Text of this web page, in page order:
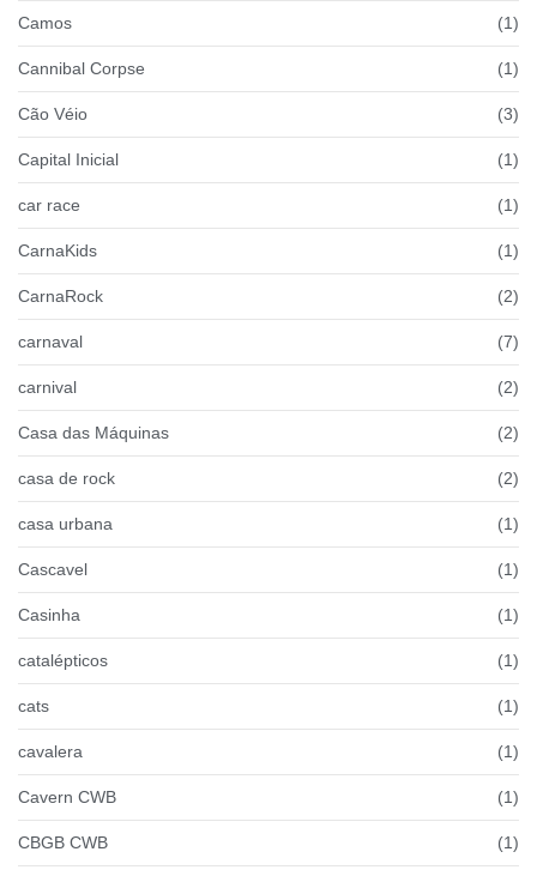
Camos (1)
Cannibal Corpse (1)
Cão Véio (3)
Capital Inicial (1)
car race (1)
CarnaKids (1)
CarnaRock (2)
carnaval (7)
carnival (2)
Casa das Máquinas (2)
casa de rock (2)
casa urbana (1)
Cascavel (1)
Casinha (1)
catalépticos (1)
cats (1)
cavalera (1)
Cavern CWB (1)
CBGB CWB (1)